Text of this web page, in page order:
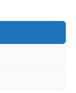
Versandarten